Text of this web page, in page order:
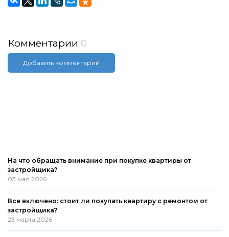
Комментарии 0
Добавить комментарий
На что обращать внимание при покупке квартиры от
застройщика?
03 мая 2026
Все включено: стоит ли покупать квартиру с ремонтом от
застройщика?
23 марта 2026